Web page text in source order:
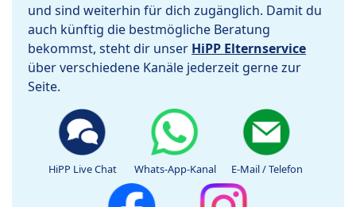
und sind weiterhin für dich zugänglich. Damit du
auch künftig die bestmögliche Beratung
bekommst, steht dir unser HiPP Elternservice
über verschiedene Kanäle jederzeit gerne zur
Seite.
HiPP Live Chat Whats-App-Kanal E-Mail / Telefon